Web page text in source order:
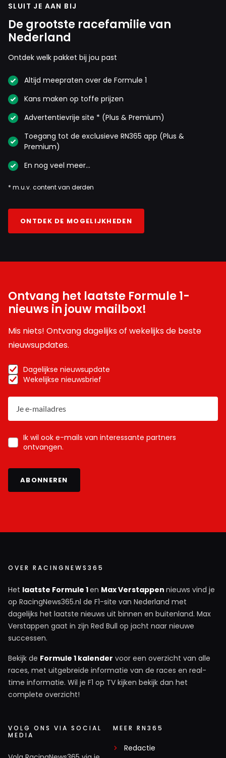
SLUIT JE AAN BIJ
De grootste racefamilie van
Nederland
Ontdek welk pakket bij jou past
Altijd meepraten over de Formule 1
Kans maken op toffe prijzen
Advertentievrije site * (Plus & Premium)
Toegang tot de exclusieve RN365 app (Plus &
Premium)
En nog veel meer…
* m.u.v. content van derden
ONTDEK DE MOGELIJKHEDEN
Ontvang het laatste Formule 1-
nieuws in jouw mailbox!
Mis niets! Ontvang dagelijks of wekelijks de beste
nieuwsupdates.
Dagelijkse nieuwsupdate
Wekelijkse nieuwsbrief
Ik wil ook e-mails van interessante partners
ontvangen.
ABONNEREN
OVER RACINGNEWS365
Het laatste Formule 1en Max Verstappen nieuws vind je
op RacingNews365.nl de F1-site van Nederland met
dagelijks het laatste nieuws uit binnen en buitenland. Max
Verstappen gaat in zijn Red Bull op jacht naar nieuwe
successen.
Bekijk de Formule 1 kalender voor een overzicht van alle
races, met uitgebreide informatie van de races en real-
time informatie. Wil je F1 op TV kijken bekijk dan het
complete overzicht!
VOLG ONS VIA SOCIAL
MEDIA
MEER RN365
Redactie